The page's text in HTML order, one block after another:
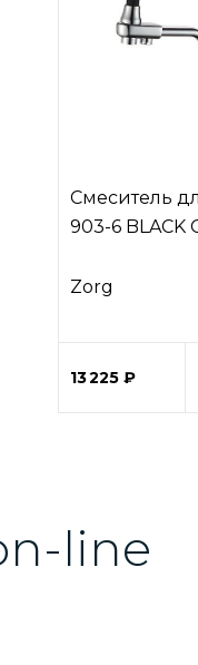
Смеситель
903-6 BLACK
Zorg
13 225 ₽
line